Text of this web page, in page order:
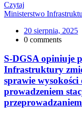
Czytaj
Ministerstwo
20 sierpnia, 2025
0 comments
S-DGSA opiniuje
Infrastruktury
sprawie wysokości
prowadzeniem